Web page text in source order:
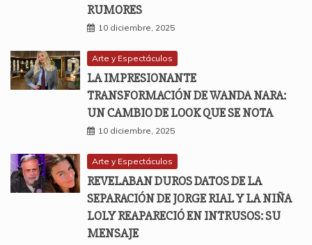
RUMORES
10 diciembre, 2025
Arte y Espectáculos
LA IMPRESIONANTE
TRANSFORMACIÓN DE WANDA NARA:
UN CAMBIO DE LOOK QUE SE NOTA
10 diciembre, 2025
Arte y Espectáculos
REVELABAN DUROS DATOS DE LA
SEPARACIÓN DE JORGE RIAL Y LA NIÑA
LOLY REAPARECIÓ EN INTRUSOS: SU
MENSAJE